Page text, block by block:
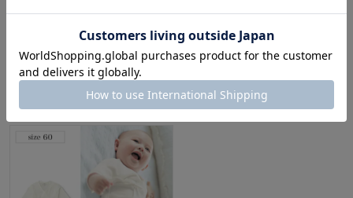
【新生児服 ベビー服】低出生体
重児用コンビ肌着
¥1,760（税込）
(1)
新生児肌着１７点セット 【ベビ
ー服】
¥17,600（税込）
(50)